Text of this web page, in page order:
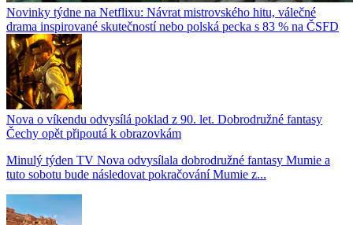
Novinky týdne na Netflixu: Návrat mistrovského hitu, válečné
drama inspirované skutečností nebo polská pecka s 83 % na ČSFD
Nova o víkendu odvysílá poklad z 90. let. Dobrodružné fantasy
Čechy opět připoutá k obrazovkám
Minulý týden TV Nova odvysílala dobrodružné fantasy Mumie a
tuto sobotu bude následovat pokračování Mumie z...